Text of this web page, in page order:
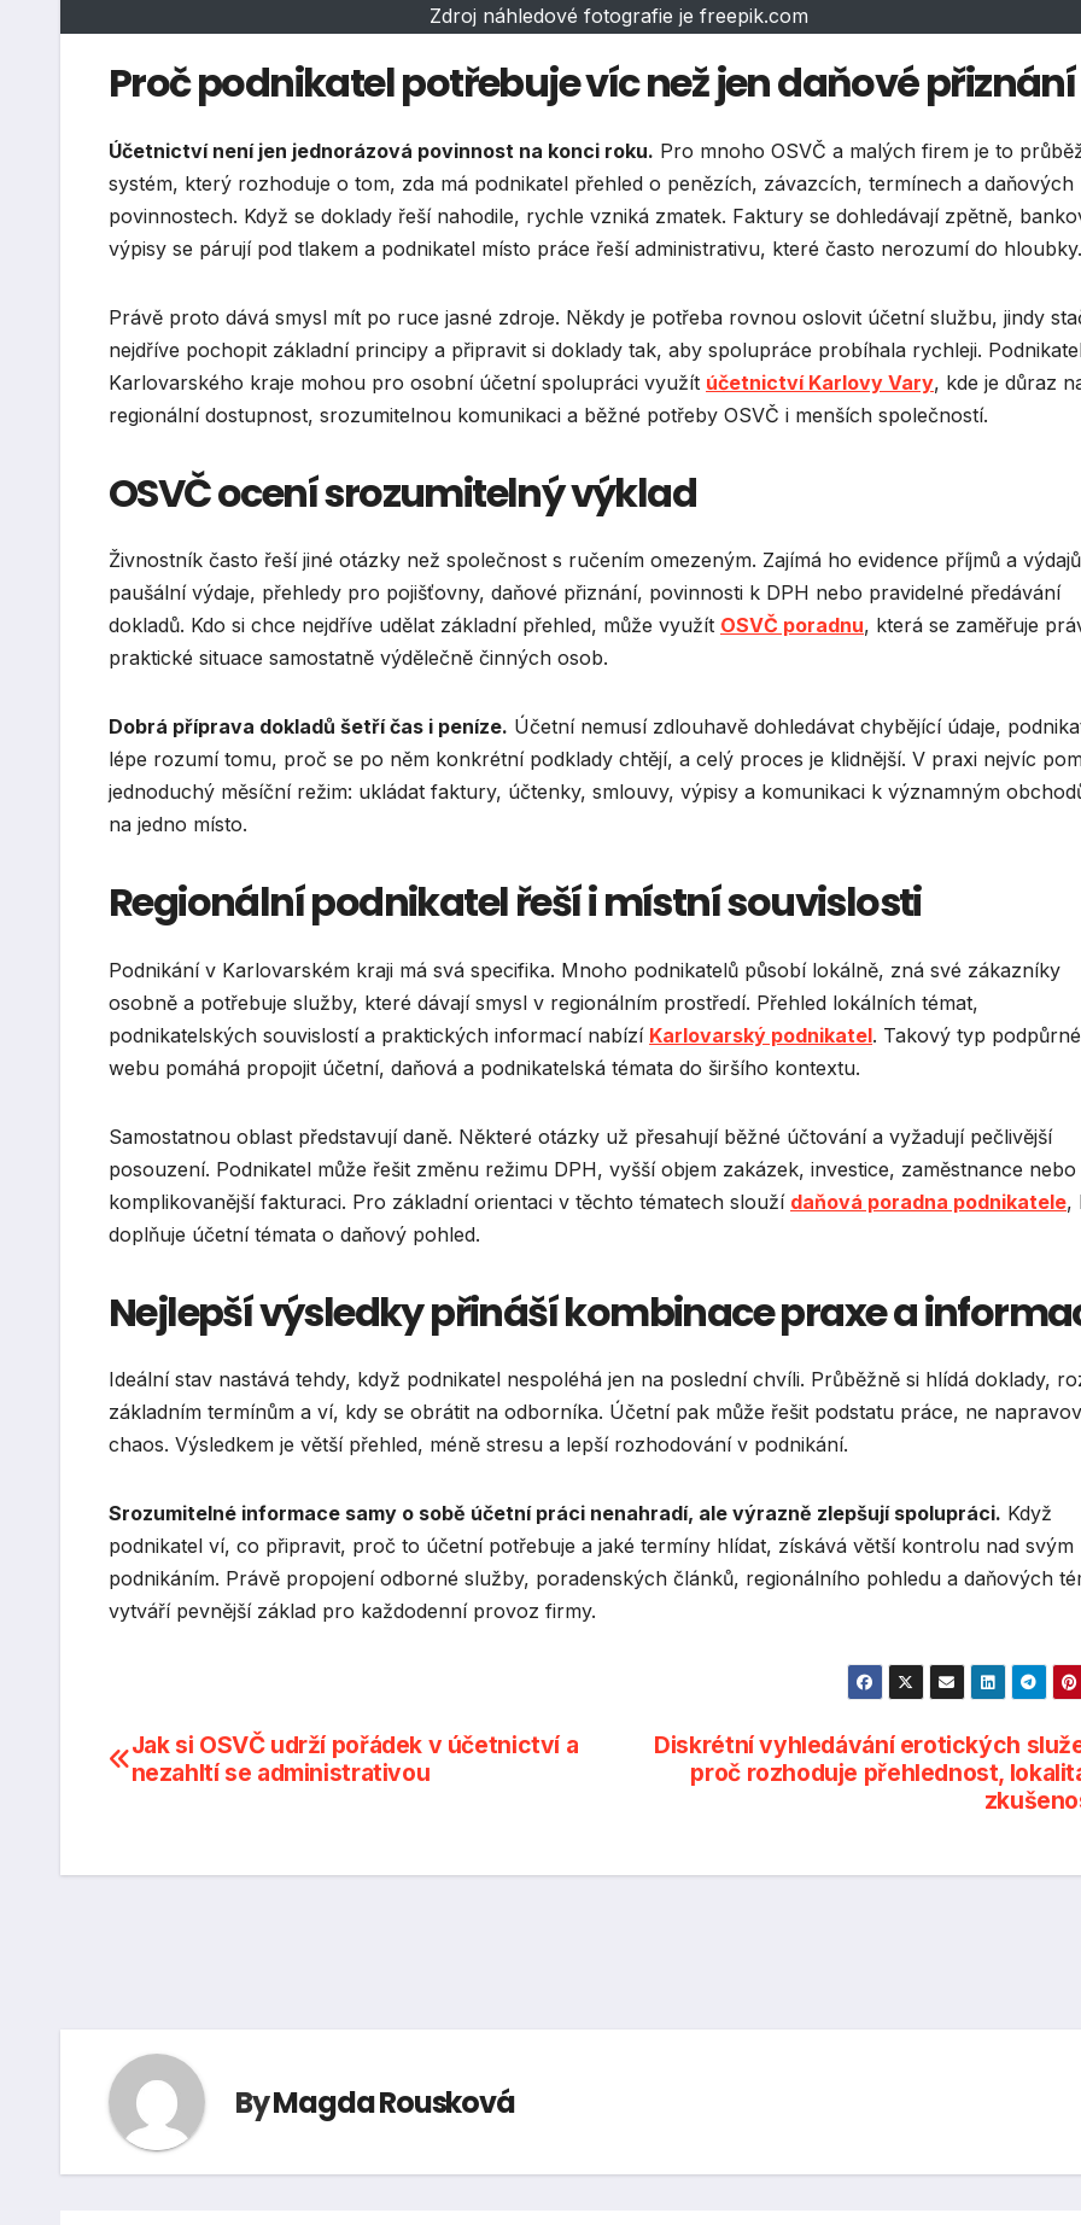
Zdroj náhledové fotografie je freepik.com
Proč podnikatel potřebuje víc než jen daňové přiznání
Účetnictví není jen jednorázová povinnost na konci roku. Pro mnoho OSVČ a malých firem je to
systém, který rozhoduje o tom, zda má podnikatel přehled o penězích, závazcích, termínech a daňových
povinnostech. Když se doklady řeší nahodile, rychle vzniká zmatek. Faktury se dohledávají zpětně,
výpisy se párují pod tlakem a podnikatel místo práce řeší administrativu, které často nerozumí do hloubky.
Právě proto dává smysl mít po ruce jasné zdroje. Někdy je potřeba rovnou oslovit účetní službu, jindy
nejdříve pochopit základní principy a připravit si doklady tak, aby spolupráce probíhala rychleji.
Karlovarského kraje mohou pro osobní účetní spolupráci využít účetnictví Karlovy Vary, kde je důraz
regionální dostupnost, srozumitelnou komunikaci a běžné potřeby OSVČ i menších společností.
OSVČ ocení srozumitelný výklad
Živnostník často řeší jiné otázky než společnost s ručením omezeným. Zajímá ho evidence příjmů a
paušální výdaje, přehledy pro pojišťovny, daňové přiznání, povinnosti k DPH nebo pravidelné předávání
dokladů. Kdo si chce nejdříve udělat základní přehled, může využít OSVČ poradnu, která se zaměřuje
praktické situace samostatně výdělečně činných osob.
Dobrá příprava dokladů šetří čas i peníze. Účetní nemusí zdlouhavě dohledávat chybějící údaje,
lépe rozumí tomu, proč se po něm konkrétní podklady chtějí, a celý proces je klidnější. V praxi nejvíc
jednoduchý měsíční režim: ukládat faktury, účtenky, smlouvy, výpisy a komunikaci k významným
na jedno místo.
Regionální podnikatel řeší i místní souvislosti
Podnikání v Karlovarském kraji má svá specifika. Mnoho podnikatelů působí lokálně, zná své zákazníky
osobně a potřebuje služby, které dávají smysl v regionálním prostředí. Přehled lokálních témat,
podnikatelských souvislostí a praktických informací nabízí Karlovarský podnikatel. Takový typ
webu pomáhá propojit účetní, daňová a podnikatelská témata do širšího kontextu.
Samostatnou oblast představují daně. Některé otázky už přesahují běžné účtování a vyžadují pečlivější
posouzení. Podnikatel může řešit změnu režimu DPH, vyšší objem zakázek, investice, zaměstnance nebo
komplikovanější fakturaci. Pro základní orientaci v těchto tématech slouží daňová poradna podnikatele,
doplňuje účetní témata o daňový pohled.
Nejlepší výsledky přináší kombinace praxe a
Ideální stav nastává tehdy, když podnikatel nespoléhá jen na poslední chvíli. Průběžně si hlídá doklady,
základním termínům a ví, kdy se obrátit na odborníka. Účetní pak může řešit podstatu práce, ne
chaos. Výsledkem je větší přehled, méně stresu a lepší rozhodování v podnikání.
Srozumitelné informace samy o sobě účetní práci nenahradí, ale výrazně zlepšují spolupráci. Když
podnikatel ví, co připravit, proč to účetní potřebuje a jaké termíny hlídat, získává větší kontrolu nad svým
podnikáním. Právě propojení odborné služby, poradenských článků, regionálního pohledu a daňových
vytváří pevnější základ pro každodenní provoz firmy.
Navigace
Diskrétní vyhledávání erotických
proč rozhoduje přehlednost,
Jak si OSVČ udrží pořádek v účetnictví a
nezahltí se administrativou
ByMagda Rousková